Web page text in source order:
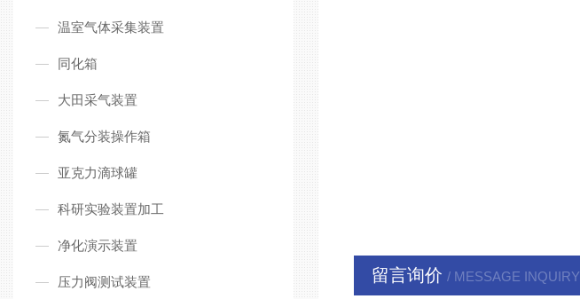
温室气体采集装置
同化箱
大田采气装置
氮气分装操作箱
亚克力滴球罐
科研实验装置加工
净化演示装置
压力阀测试装置 留言询价 / MESSAGE INQUIRY